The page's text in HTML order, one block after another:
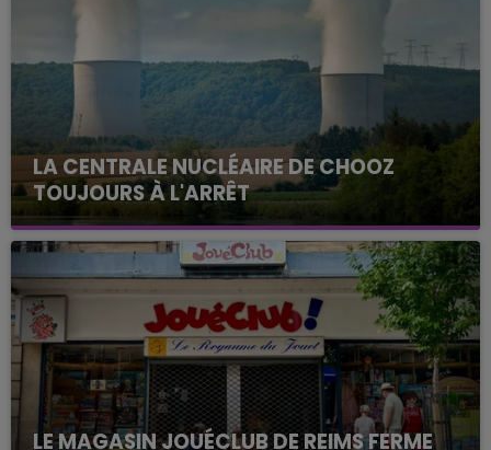
LA CENTRALE NUCLÉAIRE DE CHOOZ
TOUJOURS À L'ARRÊT
Cela fait déjà une semaine que la centrale
nucléaire ardennaise est à l'arrêt. Une situation
justifiée par la sécheresse intense qui est toujours
présente.
LE MAGASIN JOUÉCLUB DE REIMS FERME